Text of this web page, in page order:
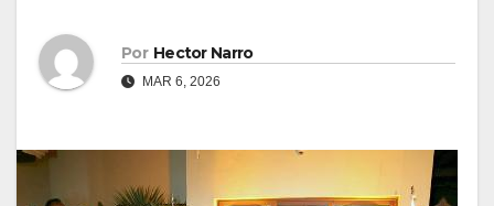
Por Hector Narro
MAR 6, 2026